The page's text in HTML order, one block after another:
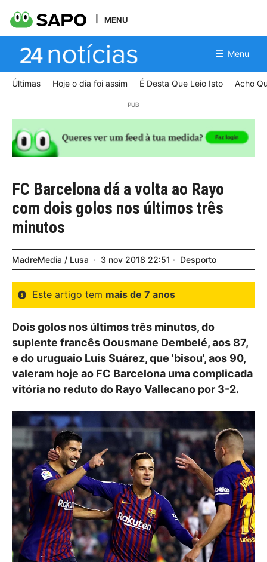
MENU
Menu
Últimas Hoje o dia foi assim É Desta Que Leio Isto Acho
FC Barcelona dá a volta ao Rayo
com dois golos nos últimos três
minutos
MadreMedia / Lusa 3 nov 2018 22:51 Desporto
Este artigo tem mais de 7 anos
Dois golos nos últimos três minutos, do
suplente francês Oousmane Dembelé, aos 87,
e do uruguaio Luis Suárez, que 'bisou', aos 90,
valeram hoje ao FC Barcelona uma complicada
vitória no reduto do Rayo Vallecano por 3-2.